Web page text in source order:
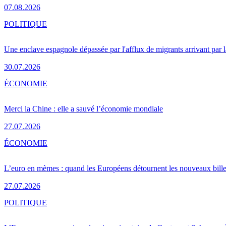
07.08.2026
Une enclave espagnole dépassée par l'afflux de migrants arrivant par
30.07.2026
POLITIQUE
Merci la Chine : elle a sauvé l’économie mondiale
27.07.2026
ÉCONOMIE
L’euro en mèmes : quand les Européens détournent les nouveaux
27.07.2026
ÉCONOMIE
POLITIQUE